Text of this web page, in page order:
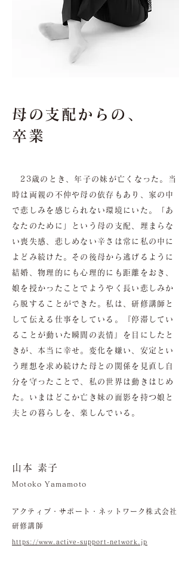
母の支配からの、
卒業
23歳のとき、年子の妹が亡くなった。当
時は両親の不仲や母の依存もあり、家の中
で悲しみを感じられない環境にいた。「あ
なたのために」という母の支配、埋まらな
い喪失感、悲しめない辛さは常に私の中に
よどみ続けた。その後母から逃げるように
結婚、物理的にも心理的にも距離をおき、
娘を授かったことでようやく長い悲しみか
ら脱することができた。私は、研修講師と
して伝える仕事をしている。『停滞してい
ることが動いた瞬間の表情』を目にしたと
きが、本当に幸せ。変化を嫌い、安定とい
う理想を求め続けた母との関係を見直し自
分を守ったことで、私の世界は動きはじめ
た。いまはどこか亡き妹の面影を持つ娘と
夫との暮らしを、楽しんでいる。
山本 素子
Motoko Yamamoto
アクティブ・サポート・ネットワーク株式会社
研修講師
https://www.active-support-network.jp